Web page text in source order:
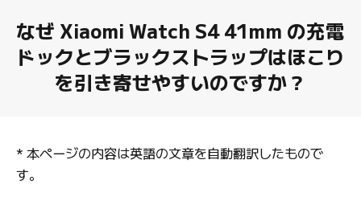
なぜ Xiaomi Watch S4 41mm の充電
ドックとブラックストラップはほこり
を引き寄せやすいのですか？
* 本ページの内容は英語の文章を自動翻訳したもので
す。